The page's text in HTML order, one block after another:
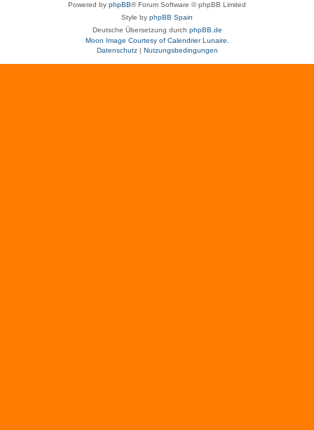
Powered by phpBB® Forum Software © phpBB Limited
Style by phpBB Spain
Deutsche Übersetzung durch phpBB.de
Moon Image Courtesy of Calendrier Lunaire.
Datenschutz| Nutzungsbedingungen